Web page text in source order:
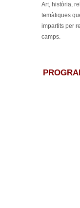
Art, història,
temàtiques
impartits per
camps.